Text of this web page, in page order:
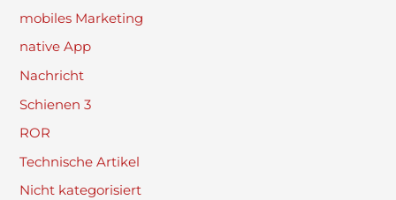
mobiles Marketing
native App
Nachricht
Schienen 3
ROR
Technische Artikel
Nicht kategorisiert